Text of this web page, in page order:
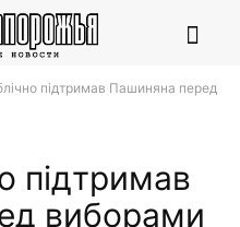
підтримав Пашиняна перед
підтримав
виборами